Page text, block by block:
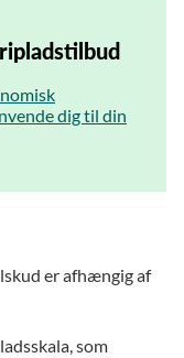
dig til din
er afhængig af
som